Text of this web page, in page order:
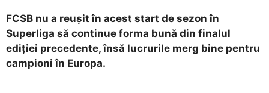
FCSB nu a reușit în acest start de sezon în
Superliga să continue forma bună din finalul
ediției precedente, însă lucrurile merg bine pentru
campioni în Europa.